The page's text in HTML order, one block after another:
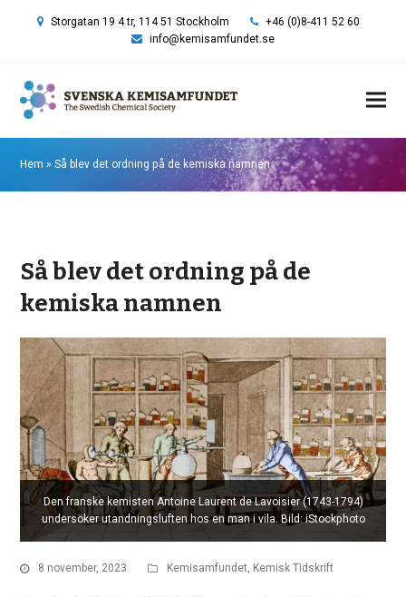
Storgatan 19 4 tr, 114 51 Stockholm
+46 (0)8-411 52 60
info@kemisamfundet.se
Hem »Så blev det ordning på de kemiska namnen
Så blev det ordning på de
kemiska namnen
Den franske kemisten Antoine Laurent de Lavoisier (1743-1794)
undersöker utandningsluften hos en man i vila. Bild: iStockphoto
8 november, 2023 Kemisamfundet, Kemisk Tidskrift